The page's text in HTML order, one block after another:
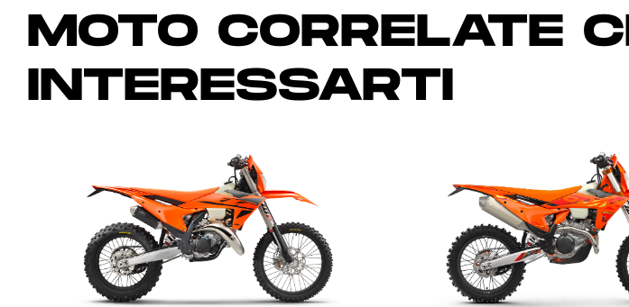
MOTO CORRELATE
INTERESSARTI